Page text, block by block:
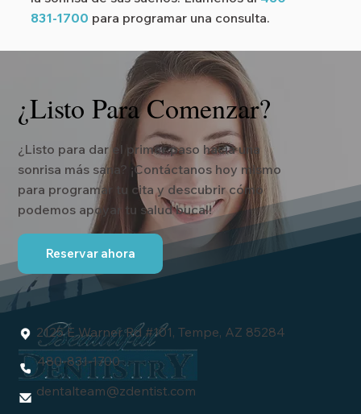
831-1700 para programar una consulta.
¿Listo Para Comenzar?
¿Listo para dar el primer paso hacia una
sonrisa más sana? ¡Contáctanos hoy mismo
para programar tu cita y descubrir cómo
podemos apoyar tu salud bucal!
Reservar ahora
2125 E Warner Rd #101, Tempe, AZ 85284
480-831-1700
dentalteam@zdentist.com